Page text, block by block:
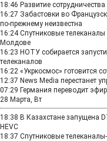
18:46 Развитие
16:27 Забастовки во
по-прежнему неизвестна
16:24 Спутниковые
Молдове
16:23 НОТУ собирается
телеканалов
16:22 «Укркосмос» готовится
12:37 News Media перестанет
07:29 Германия переводит
28 Марта, Вт
18:38 В Казахстане запущена
HEVC
18:37 Спутниковые